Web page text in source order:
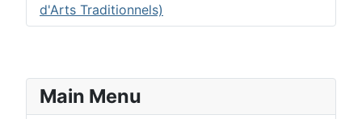
d'Arts Traditionnels)
Main Menu